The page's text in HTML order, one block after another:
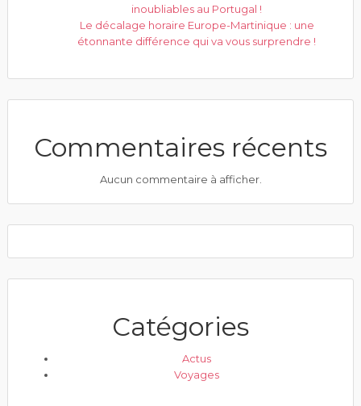
inoubliables au Portugal !
Le décalage horaire Europe-Martinique : une
étonnante différence qui va vous surprendre !
Commentaires récents
Aucun commentaire à afficher.
Catégories
Actus
Voyages